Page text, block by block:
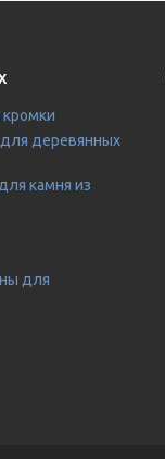
деревянных
камня из
для